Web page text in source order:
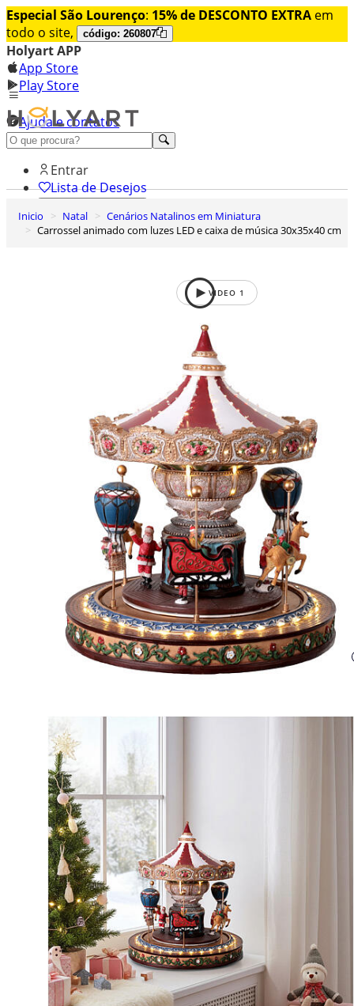
Especial São Lourenço: 15% de DESCONTO EXTRA em
todo o site,
código: 260807
Holyart APP
App Store
Play Store
Ajuda e contatos
Conheça premium
Entrar
Lista de Desejos
Carrinho de Compras
Inicio Natal
Cenários Natalinos em Miniatura
Carrossel animado com luzes LED e caixa de música 30x35x40 cm
VIDEO 1